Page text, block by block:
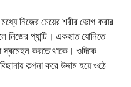
নিজের মেয়ের শরীর ভোগ করার
নিজের প্যান্টি। একহাত যোনিতে
করতে থাকে। ওদিকে
কল্পনা করে উদ্দাম হয়ে ওঠে